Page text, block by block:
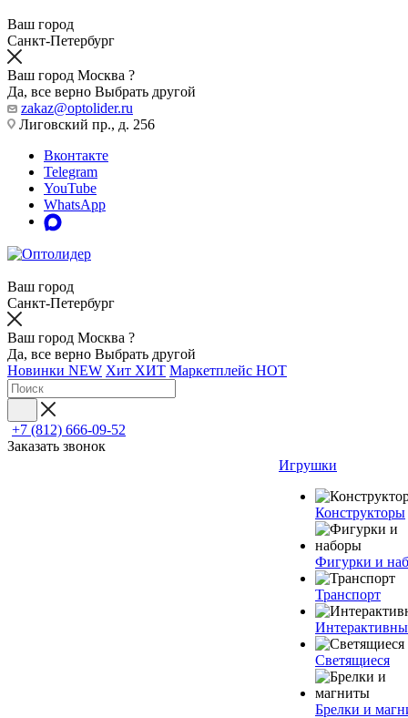
Ваш город
Санкт-Петербург
Ваш город Москва ?
Да, все верно Выбрать другой
zakaz@optolider.ru
Лиговский пр., д. 256
Вконтакте
Telegram
YouTube
WhatsApp
Ваш город
Санкт-Петербург
Ваш город Москва ?
Да, все верно Выбрать другой
Новинки NEW Хит ХИТ Маркетплейс HOT
+7 (812) 666-09-52
Заказать звонок
Игрушки
Конструкторы
Фигурки и
Транспорт
Светящиеся
Брелки и